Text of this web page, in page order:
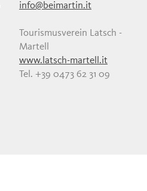
info@beimartin.it
Tourismusverein Latsch -
Martell
www.latsch-martell.it
Tel. +39 0473 62 31 09